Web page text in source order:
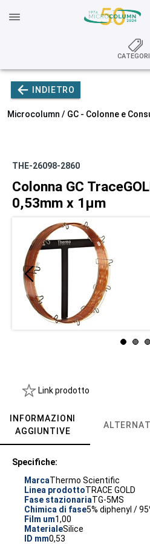
INDIETRO
Microcolumn / GC - Colonne e
THE-26098-2860
Colonna GC
0,53mm x 1µm
Link prodotto
INFORMAZIONI
AGGIUNTIVE
Specifiche:
MarcaThermo Scientific
Linea prodottoTRACE GOLD
Fase stazionariaTG-5MS
Chimica di fase5% diphenyl /
Film um1,00
MaterialeSilice
ID mm0,53